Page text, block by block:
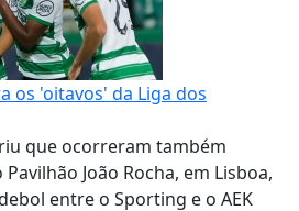
os 'oitavos' da Liga dos
que ocorreram também
João Rocha, em Lisboa,
entre o Sporting e o AEK